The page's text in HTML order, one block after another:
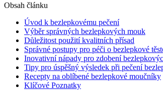
Obsah článku
Úvod⁣ k ⁤bezlepkovému pečení
Výběr správných⁤ bezlepkových⁣ mouk
Důležitost‍ použití kvalitních přísad
Správné postupy pro péči o‍ bezlepkové
Inovativní⁢ nápady pro ⁤zdobení
Tipy ‍pro úspěšný výsledek ‍při pečení
Recepty na ​oblíbené bezlepkové moučníky
Klíčové Poznatky